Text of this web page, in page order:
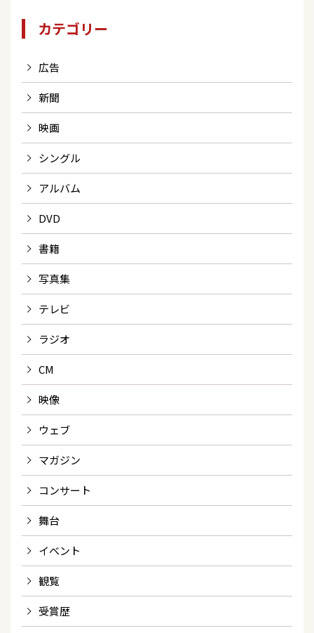
カテゴリー
広告
新聞
映画
シングル
アルバム
DVD
書籍
写真集
テレビ
ラジオ
CM
映像
ウェブ
マガジン
コンサート
舞台
イベント
観覧
受賞歴